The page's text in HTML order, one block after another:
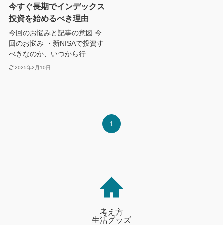
今すぐ長期でインデックス
投資を始めるべき理由
今回のお悩みと記事の意図 今
回のお悩み ・新NISAで投資す
べきなのか、いつから行...
2025年2月10日
1
考え方
生活グッズ